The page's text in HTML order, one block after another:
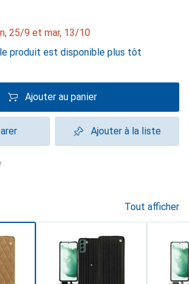
25/9 et mar, 13/10
produit est disponible plus tôt
Ajouter au panier
Ajouter à la liste
Tout afficher